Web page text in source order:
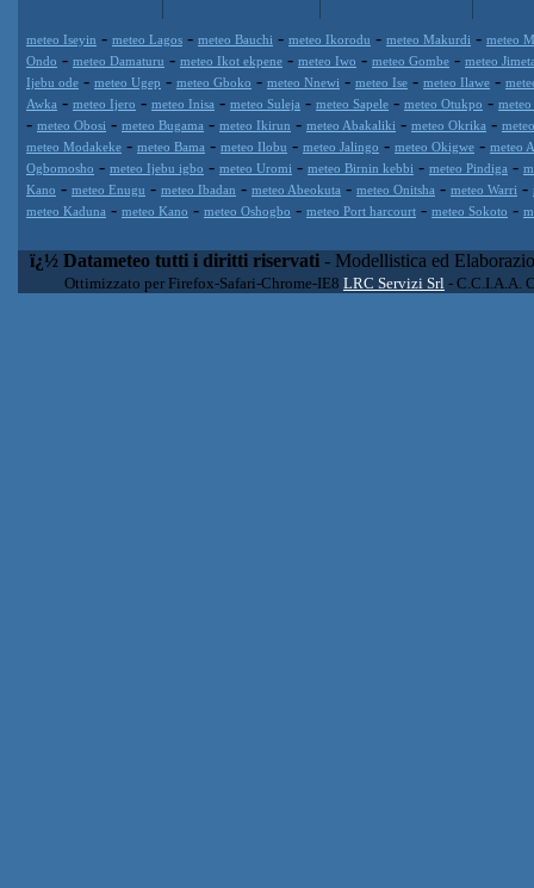
meteo Iseyin - meteo Lagos - meteo Bauchi - meteo Ikorodu - meteo Makurdi - meteo
Ondo - meteo Damaturu - meteo Ikot ekpene - meteo Iwo - meteo Gombe - meteo
Ijebu ode - meteo Ugep - meteo Gboko - meteo Nnewi - meteo Ise - meteo Ilawe -
Awka - meteo Ijero - meteo Inisa - meteo Suleja - meteo Sapele - meteo Otukpo -
- meteo Obosi - meteo Bugama - meteo Ikirun - meteo Abakaliki - meteo Okrika -
meteo Modakeke - meteo Bama - meteo Ilobu - meteo Jalingo - meteo Okigwe - meteo
Ogbomosho - meteo Ijebu igbo - meteo Uromi - meteo Birnin kebbi - meteo Pindiga -
Kano - meteo Enugu - meteo Ibadan - meteo Abeokuta - meteo Onitsha - meteo Warri -
meteo Kaduna - meteo Kano - meteo Oshogbo - meteo Port harcourt - meteo Sokoto -
ï¿½ Datameteo tutti i diritti riservati - Modellistica ed
Ottimizzato per Firefox-Safari-Chrome-IE8 LRC Servizi Srl - C.C.I.A.A.